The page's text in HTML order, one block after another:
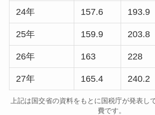
24年 157.6 193.9
25年 159.9 203.8
26年 163 228
27年 165.4 240.2
上記は国交省の資料をもとに国税庁が発表し
費です。